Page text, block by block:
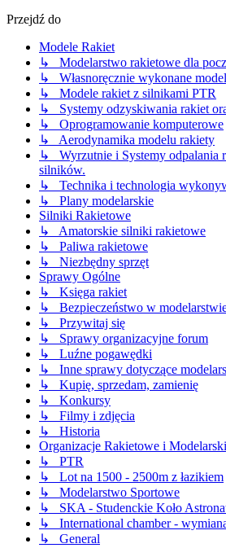
Przejdź do
Modele Rakiet
↳ Modelarstwo rakietowe dla
↳ Własnoręcznie wykonane
↳ Modele rakiet z silnikami PTR
↳ Systemy odzyskiwania rakiet
↳ Oprogramowanie komputerowe
↳ Aerodynamika modelu rakiety
↳ Wyrzutnie i Systemy odpalania
silników.
↳ Technika i technologia
↳ Plany modelarskie
Silniki Rakietowe
↳ Amatorskie silniki rakietowe
↳ Paliwa rakietowe
↳ Niezbędny sprzęt
Sprawy Ogólne
↳ Księga rakiet
↳ Bezpieczeństwo w
↳ Przywitaj się
↳ Sprawy organizacyjne forum
↳ Luźne pogawędki
↳ Inne sprawy dotyczące
↳ Kupię, sprzedam, zamienię
↳ Konkursy
↳ Filmy i zdjęcia
↳ Historia
Organizacje Rakietowe i
↳ PTR
↳ Lot na 1500 - 2500m z łazikiem
↳ Modelarstwo Sportowe
↳ SKA - Studenckie Koło
↳ International chamber -
↳ General